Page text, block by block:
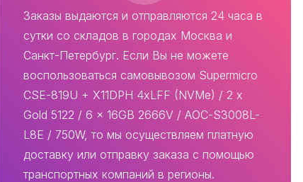
Заказы выдаются и отправляются 24 часа в
сутки со складов в городах Москва и
Санкт-Петербург. Если Вы не можете
воспользоваться самовывозом Supermicro
CSE-819U + X11DPH 4xLFF (NVMe) / 2 x
Gold 5122 / 6 x 16GB 2666V / AOC-S3008L-
L8E / 750W, то мы осуществляем платную
доставку или отправку заказа с помощью
транспортных компаний в регионы.